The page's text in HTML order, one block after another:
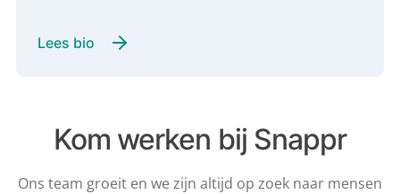
Lees bio
Kom werken bij Snappr
Ons team groeit en we zijn altijd op zoek naar mensen